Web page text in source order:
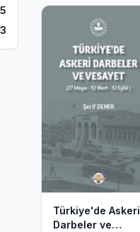
Türkiye'de Askeri
Darbeler ve